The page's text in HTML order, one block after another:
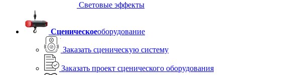
Световые эффекты
Сценическоеоборудование
Заказать сценическую систему
Заказать проект сценического оборудования